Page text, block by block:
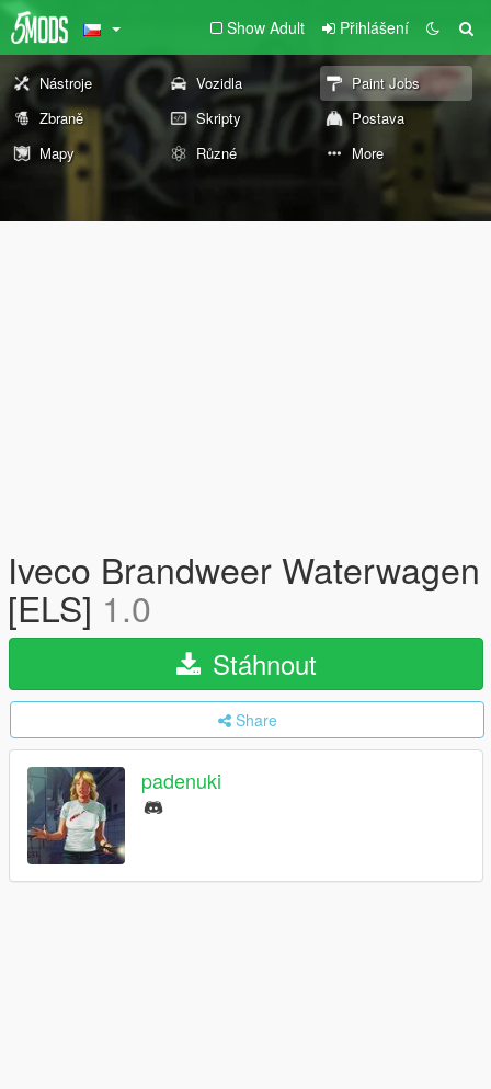
Show Adult Přihlášení
Nástroje Vozidla
Paint Jobs
Zbraně
Skripty
Postava
Mapy
Různé More
Iveco Brandweer Waterwagen
[ELS] 1.0
Stáhnout
Share
padenuki